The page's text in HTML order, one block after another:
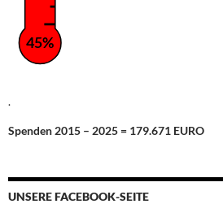
45%
.
Spenden 2015 – 2025 = 179.671 EURO
UNSERE FACEBOOK-SEITE